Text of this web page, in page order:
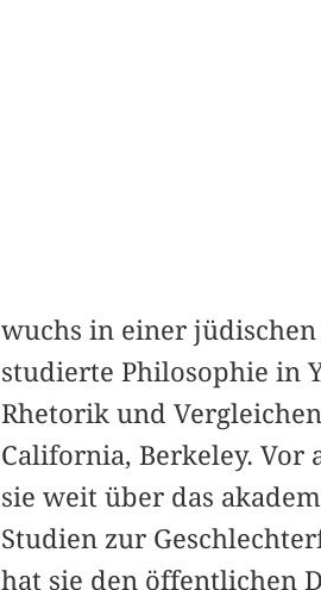
wuchs in einer
studierte Philosophie in
Rhetorik und
California, Berkeley.
sie weit über das
Studien zur
hat sie den öffentlichen